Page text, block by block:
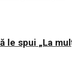
spui „La